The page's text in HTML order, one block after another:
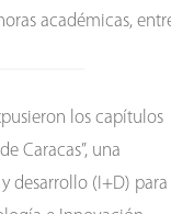
académicas,
los capítulos
Caracas”, una
desarrollo (I+D) para